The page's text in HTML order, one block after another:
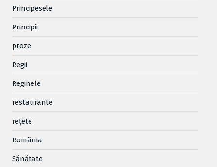
Principesele
Principii
proze
Regii
Reginele
restaurante
reţete
România
Sănătate